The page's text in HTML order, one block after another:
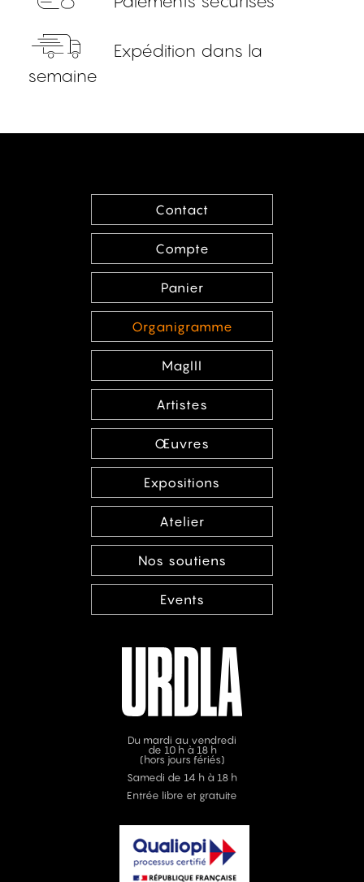
Expédition dans la
semaine
Contact
Compte
Panier
Organigramme
MagIII
Artistes
Œuvres
Expositions
Atelier
Nos soutiens
Events
Du mardi au vendredi
de 10 h à 18 h
(hors jours fériés)
Samedi de 14 h à 18 h
Entrée libre et gratuite